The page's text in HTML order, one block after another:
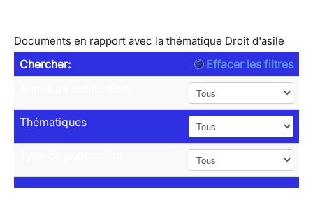
Documents en rapport avec la thématique Droit d'asile
Chercher:
Effacer les filtres
Thématiques